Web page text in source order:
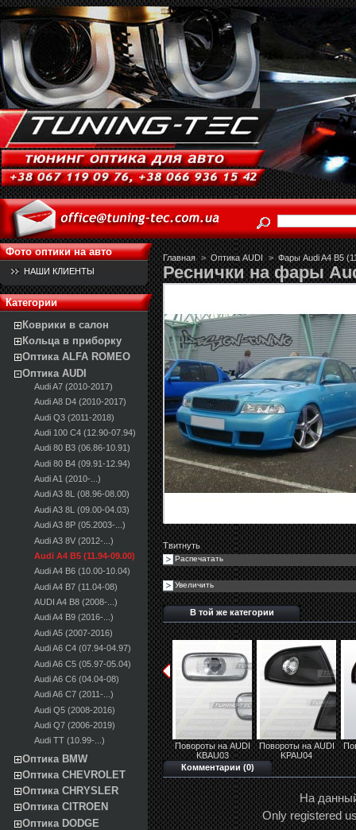
Фото оптики на авто
НАШИ КЛИЕНТЫ
Категории
Коврики в салон
Кольца в приборку
Оптика ALFA ROMEO
Оптика AUDI
Audi A7 (2010-2017)
Audi A8 D4 (2010-2017)
Audi Q3 (2011-2018)
Audi 100 С4 (12.90-07.94)
Audi 80 B3 (06.86-10.91)
Audi 80 B4 (09.91-12.94)
Audi A1 (2010-...)
Audi A3 8L (08.96-08.00)
Audi A3 8L (09.00-04.03)
Audi A3 8P (05.2003-...)
Audi A3 8V (2012-...)
Audi A4 B5 (11.94-09.00)
Audi A4 B6 (10.00-10.04)
Audi A4 B7 (11.04-08)
AUDI A4 B8 (2008-...)
Audi A4 B9 (2016-...)
Audi A5 (2007-2016)
Audi A6 C4 (07.94-04.97)
Audi A6 C5 (05.97-05.04)
Audi A6 C6 (04.04-08)
Audi A6 C7 (2011-...)
Audi Q5 (2008-2016)
Audi Q7 (2006-2019)
Audi TT (10.99-...)
Оптика BMW
Оптика CHEVROLET
Оптика CHRYSLER
Оптика CITROEN
Оптика DODGE
Главная > Оптика AUDI > Фары Audi A4 B5
Реснички на фары
Твитнуть
Распечатать
Увеличить
В той же категории
Повороты на AUDI
KBAU03
Повороты на AUDI
KPAU04
Комментарии (0)
На
Only registered